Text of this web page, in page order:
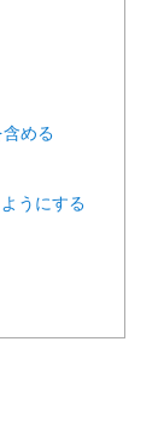
める
うにする